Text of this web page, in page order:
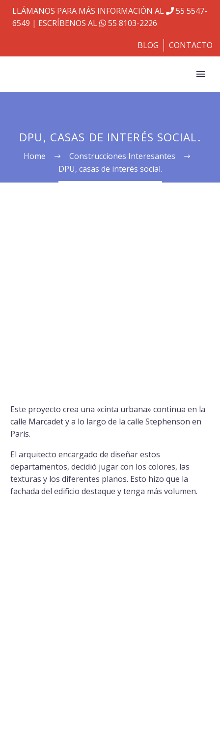
LLÁMANOS PARA MÁS INFORMACIÓN AL
55 5547-
6549 | ESCRÍBENOS AL 55 8103-2226
BLOG CONTACTO
DPU, CASAS DE INTERÉS SOCIAL.
Home
Construcciones Interesantes
DPU, casas de interés social.
Este proyecto crea una «cinta urbana» continua en la
calle Marcadet y a lo largo de la calle Stephenson en
Paris.
El arquitecto encargado de diseñar estos
departamentos, decidió jugar con los colores, las
texturas y los diferentes planos. Esto hizo que la
fachada del edificio destaque y tenga más volumen.